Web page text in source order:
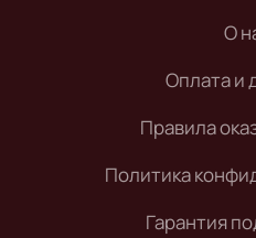
О
Оплата и
Правила
Политика
Гарантия